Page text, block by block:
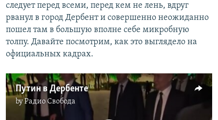
следует перед всеми, перед кем не лень, вдруг
рванул в город Дербент и совершенно неожиданно
пошел там в большую вполне себе микробную
толпу. Давайте посмотрим, как это выглядело на
официальных кадрах.
Путин в Дербенте
byРадио Свобода